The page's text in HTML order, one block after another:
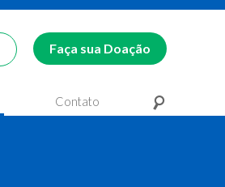
Faça sua Doação
Contato
Pesquisa